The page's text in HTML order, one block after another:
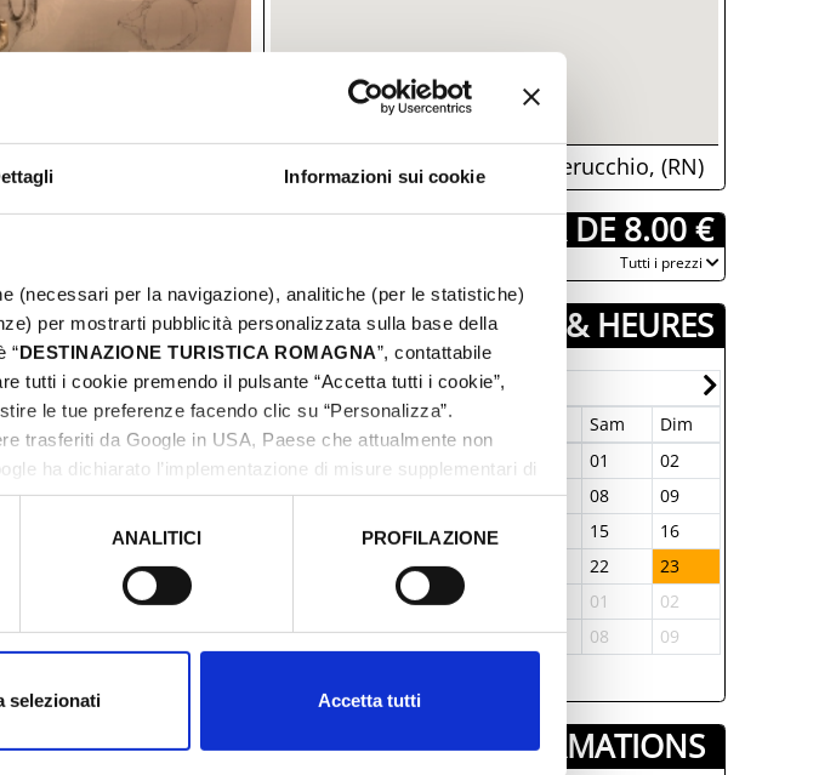
Informazioni sui cookie
(necessari per la navigazione), analitiche (per le statistiche)
per mostrarti pubblicità personalizzata sulla base della
“DESTINAZIONE TURISTICA ROMAGNA”, contattabile
tutti i cookie premendo il pulsante “Accetta tutti i cookie”,
le tue preferenze facendo clic su “Personalizza”.
trasferiti da Google in USA, Paese che attualmente non
ha dichiarato l’implementazione di misure supplementari di
sufficienti.
ANALITICI PROFILAZIONE
selezionati Accetta tutti
Via Sant' Agostino, 14, Verucchio, (RN)
­ À PARTIR DE 8.00 €
­Tutti i prezzi
JOURS & HEURES
Février-2025
Lun
Mar Mer Sam
Dim
28 31 01
02
03
04 05 06 07 08
09
12 13 15
16
19 22
23
26 01
02
03
04 05 06 07 08 09
INFORMATIONS ­